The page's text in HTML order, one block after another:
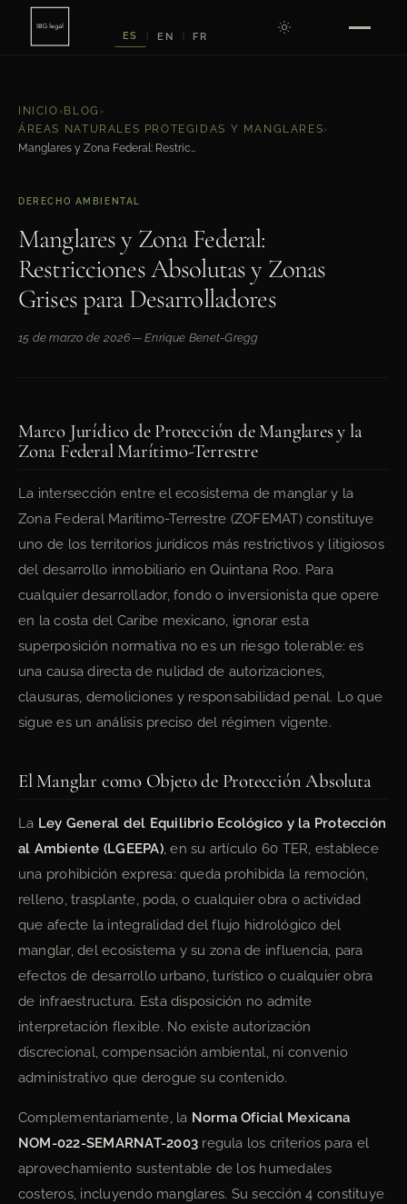
ES EN FR
INICIO › BLOG ›
ÁREAS NATURALES PROTEGIDAS Y MANGLARES›
Manglares y Zona Federal: Restricciones Absolutas y Zonas Grises para Desarrolladores
DERECHO AMBIENTAL
Manglares y Zona Federal:
Restricciones Absolutas y Zonas
Grises para Desarrolladores
15 de marzo de 2026— Enrique Benet-Gregg
Marco Jurídico de Protección de Manglares y la
Zona Federal Marítimo-Terrestre
La intersección entre el ecosistema de manglar y la
Zona Federal Marítimo-Terrestre (ZOFEMAT) constituye
uno de los territorios jurídicos más restrictivos y litigiosos
del desarrollo inmobiliario en Quintana Roo. Para
cualquier desarrollador, fondo o inversionista que opere
en la costa del Caribe mexicano, ignorar esta
superposición normativa no es un riesgo tolerable: es
una causa directa de nulidad de autorizaciones,
clausuras, demoliciones y responsabilidad penal. Lo que
sigue es un análisis preciso del régimen vigente.
El Manglar como Objeto de Protección Absoluta
La Ley General del Equilibrio Ecológico y la Protección
al Ambiente (LGEEPA), en su artículo 60 TER, establece
una prohibición expresa: queda prohibida la remoción,
relleno, trasplante, poda, o cualquier obra o actividad
que afecte la integralidad del flujo hidrológico del
manglar, del ecosistema y su zona de influencia, para
efectos de desarrollo urbano, turístico o cualquier obra
de infraestructura. Esta disposición no admite
interpretación flexible. No existe autorización
discrecional, compensación ambiental, ni convenio
administrativo que derogue su contenido.
Complementariamente, la Norma Oficial Mexicana
NOM-022-SEMARNAT-2003 regula los criterios para el
aprovechamiento sustentable de los humedales
costeros, incluyendo manglares. Su sección 4 constituye